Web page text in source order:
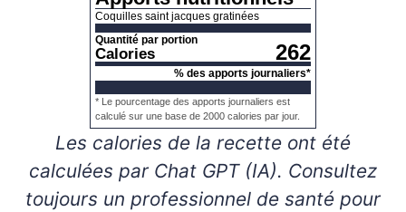
Coquilles saint jacques gratinées
Quantité par portion
Calories 262
% des apports journaliers*
* Le pourcentage des apports journaliers est
calculé sur une base de 2000 calories par jour.
Les calories de la recette ont été
calculées par Chat GPT (IA). Consultez
toujours un professionnel de santé pour